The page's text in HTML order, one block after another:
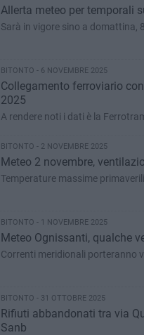
Allerta meteo per temporali
Sarà in vigore sino a domattina,
BITONTO - 6 NOVEMBRE 2025
Collegamento ferroviario
2025
A rendere noti i dati è la
BITONTO - 2 NOVEMBRE 2025
Meteo 2 novembre,
Temperature massime primaverili
BITONTO - 1 NOVEMBRE 2025
Meteo Ognissanti, qualche
Correnti meridionali porteranno
BITONTO - 31 OTTOBRE 2025
Rifiuti abbandonati tra via
Sanb